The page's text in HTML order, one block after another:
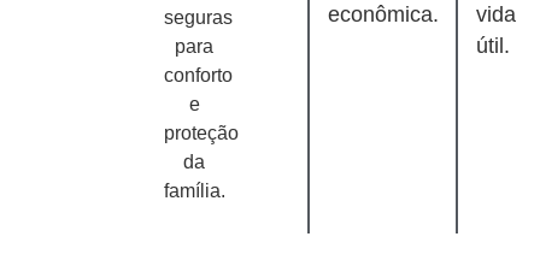
seguras
para
conforto
e
proteção
da
família.
econômica.
vida
útil.